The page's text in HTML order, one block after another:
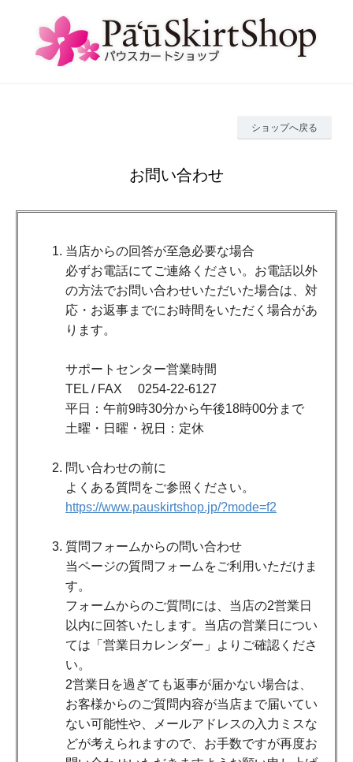
ショップへ戻る
お問い合わせ
当店からの回答が至急必要な場合
必ずお電話にてご連絡ください。お電話以外
の方法でお問い合わせいただいた場合は、対
応・お返事までにお時間をいただく場合があ
ります。
サポートセンター営業時間
TEL / FAX 0254-22-6127
平日：午前9時30分から午後18時00分まで
土曜・日曜・祝日：定休
問い合わせの前に
よくある質問をご参照ください。
https://www.pauskirtshop.jp/?mode=f2
質問フォームからの問い合わせ
当ページの質問フォームをご利用いただけま
す。
フォームからのご質問には、当店の2営業日
以内に回答いたします。当店の営業日につい
ては「営業日カレンダー」よりご確認くださ
い。
2営業日を過ぎても返事が届かない場合は、
お客様からのご質問内容が当店まで届いてい
ない可能性や、メールアドレスの入力ミスな
どが考えられますので、お手数ですが再度お